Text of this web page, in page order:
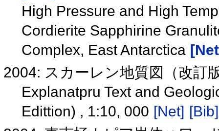
High Pressure and High
Cordierite Sapphirine
Complex, East Antarctica
2004: スカーレン地質図（改訂
Explanatpru Text and
Edittion) , 1:10, 000 [Net] [Bib]